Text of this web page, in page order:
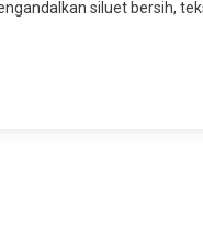
siluet bersih,